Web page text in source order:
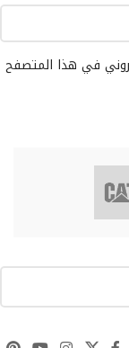
في هذا المتصفح